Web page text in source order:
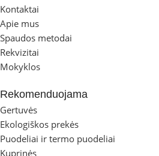
Kontaktai
Apie mus
Spaudos metodai
Rekvizitai
Mokyklos
Rekomenduojama
Gertuvės
Ekologiškos prekės
Puodeliai ir termo puodeliai
Kuprinės